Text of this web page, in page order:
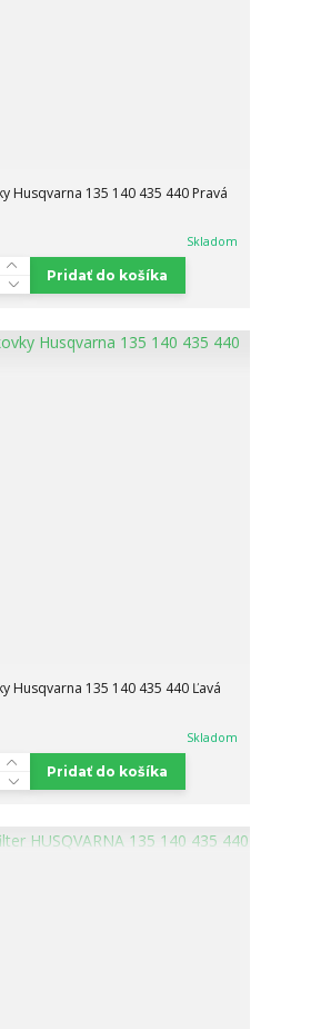
Husqvarna 135 140 435 440 Pravá
Skladom
Pridať do košíka
Husqvarna 135 140 435 440 Ľavá
Skladom
Pridať do košíka